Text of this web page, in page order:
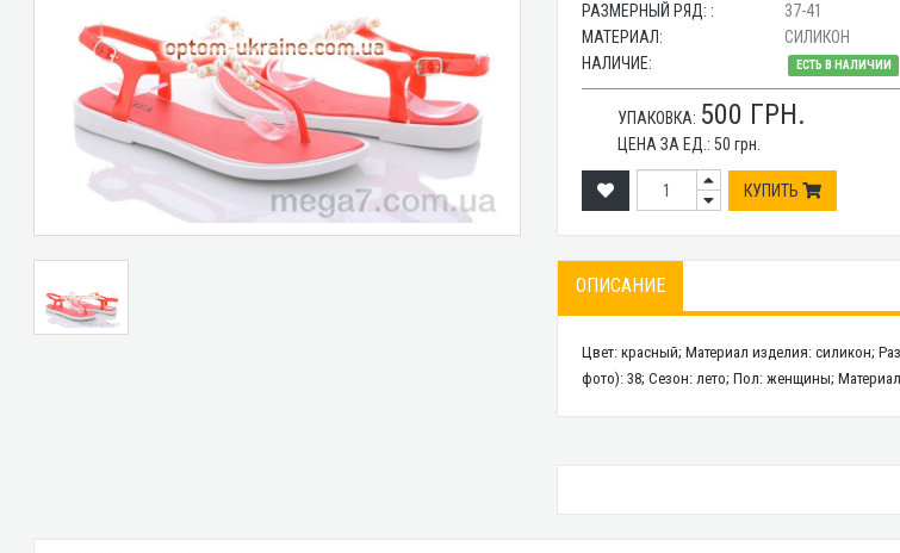
РАЗМЕРНЫЙ РЯД: :
37-41
МАТЕРИАЛ:
СИЛИКОН
НАЛИЧИЕ:
ЕСТЬ В НАЛИЧИИ
УПАКОВКА: 500 ГРН.
ЦЕНА ЗА ЕД.:50 грн.
КУПИТЬ
ОПИСАНИЕ
Цвет: красный; Материал изделия: силикон;
фото): 38; Сезон: лето; Пол: женщины; Материал